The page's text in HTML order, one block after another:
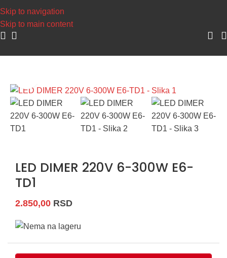
Skip to navigation
Skip to main content
LED DIMER 220V 6-300W E6-
TD1
2.850,00 RSD